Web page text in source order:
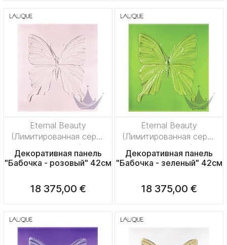
Eternal Beauty
(Лимитированная серия
на 50 пред.)
Декоративная панель
"Бабочка - розовый" 42см
18 375,00 €
Eternal Beauty
(Лимитированная серия
на 50 пред.)
Декоративная панель
"Бабочка - зеленый" 42см
18 375,00 €